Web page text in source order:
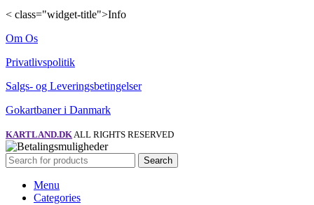
< class="widget-title">Info
Om Os
Privatlivspolitik
Salgs- og Leveringsbetingelser
Gokartbaner i Danmark
KARTLAND.DKALL RIGHTS RESERVED
Search
Menu
Categories